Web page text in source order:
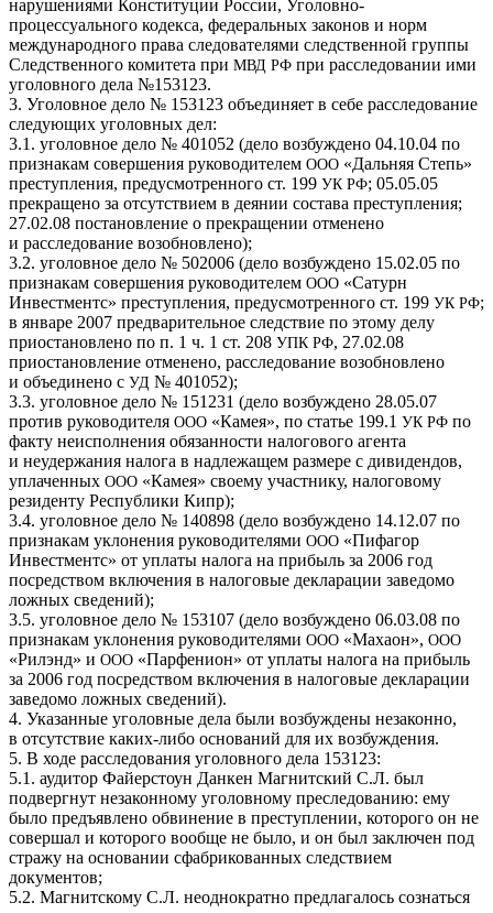
нарушениями Конституции России, Уголовно-
процессуального кодекса, федеральных законов и норм
международного права следователями следственной группы
Следственного комитета при МВД РФ при расследовании ими
уголовного дела №153123.
3. Уголовное дело № 153123 объединяет в себе расследование
следующих уголовных дел:
3.1. уголовное дело № 401052 (дело возбуждено 04.10.04 по
признакам совершения руководителем ООО «Дальняя Степь»
преступления, предусмотренного ст. 199 УК РФ; 05.05.05
прекращено за отсутствием в деянии состава преступления;
27.02.08 постановление о прекращении отменено
и расследование возобновлено);
3.2. уголовное дело № 502006 (дело возбуждено 15.02.05 по
признакам совершения руководителем ООО «Сатурн
Инвестментс» преступления, предусмотренного ст. 199 УК РФ;
в январе 2007 предварительное следствие по этому делу
приостановлено по п. 1 ч. 1 ст. 208 УПК РФ, 27.02.08
приостановление отменено, расследование возобновлено
и объединено с УД № 401052);
3.3. уголовное дело № 151231 (дело возбуждено 28.05.07
против руководителя ООО «Камея», по статье 199.1 УК РФ по
факту неисполнения обязанности налогового агента
и неудержания налога в надлежащем размере с дивидендов,
уплаченных ООО «Камея» своему участнику, налоговому
резиденту Республики Кипр);
3.4. уголовное дело № 140898 (дело возбуждено 14.12.07 по
признакам уклонения руководителями ООО «Пифагор
Инвестментс» от уплаты налога на прибыль за 2006 год
посредством включения в налоговые декларации заведомо
ложных сведений);
3.5. уголовное дело № 153107 (дело возбуждено 06.03.08 по
признакам уклонения руководителями ООО «Махаон», ООО
«Рилэнд» и ООО «Парфенион» от уплаты налога на прибыль
за 2006 год посредством включения в налоговые декларации
заведомо ложных сведений).
4. Указанные уголовные дела были возбуждены незаконно,
в отсутствие каких-либо оснований для их возбуждения.
5. В ходе расследования уголовного дела 153123:
5.1. аудитор Файерстоун Данкен Магнитский С.Л. был
подвергнут незаконному уголовному преследованию: ему
было предъявлено обвинение в преступлении, которого он не
совершал и которого вообще не было, и он был заключен под
стражу на основании сфабрикованных следствием
документов;
5.2. Магнитскому С.Л. неоднократно предлагалось сознаться